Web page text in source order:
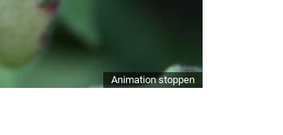
Animation stoppen